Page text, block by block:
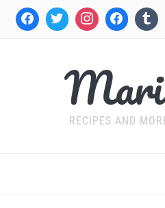
RECIPES AND